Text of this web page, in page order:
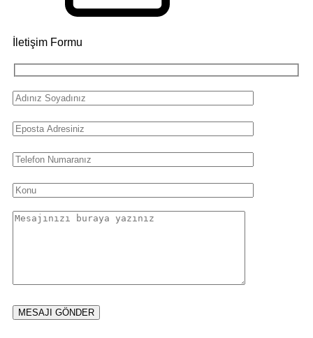
İletişim Formu